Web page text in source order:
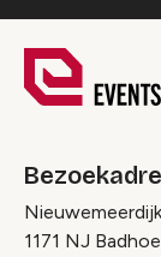
1171 NJ